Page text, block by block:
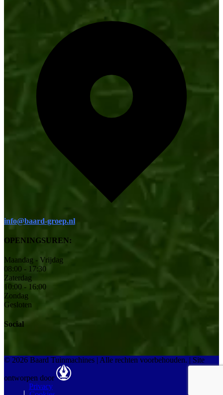
info@baard-groep.nl
OPENINGSUREN:
Maandag - Vrijdag
08:00 - 17:30
Zaterdag
10:00 - 16:00
Zondag
Gesloten
Social
© 2026 Baard Tuinmachines | Alle rechten voorbehouden. | Site
ontworpen door
Privacy